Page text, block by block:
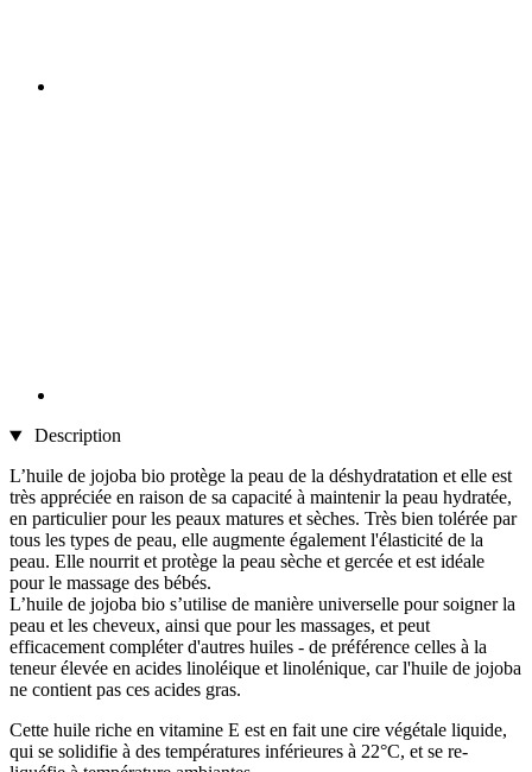
Description
L’huile de jojoba bio protège la peau de la déshydratation et elle est
très appréciée en raison de sa capacité à maintenir la peau hydratée,
en particulier pour les peaux matures et sèches. Très bien tolérée par
tous les types de peau, elle augmente également l'élasticité de la
peau. Elle nourrit et protège la peau sèche et gercée et est idéale
pour le massage des bébés.
L’huile de jojoba bio s’utilise de manière universelle pour soigner la
peau et les cheveux, ainsi que pour les massages, et peut
efficacement compléter d'autres huiles - de préférence celles à la
teneur élevée en acides linoléique et linolénique, car l'huile de jojoba
ne contient pas ces acides gras.
Cette huile riche en vitamine E est en fait une cire végétale liquide,
qui se solidifie à des températures inférieures à 22°C, et se re-